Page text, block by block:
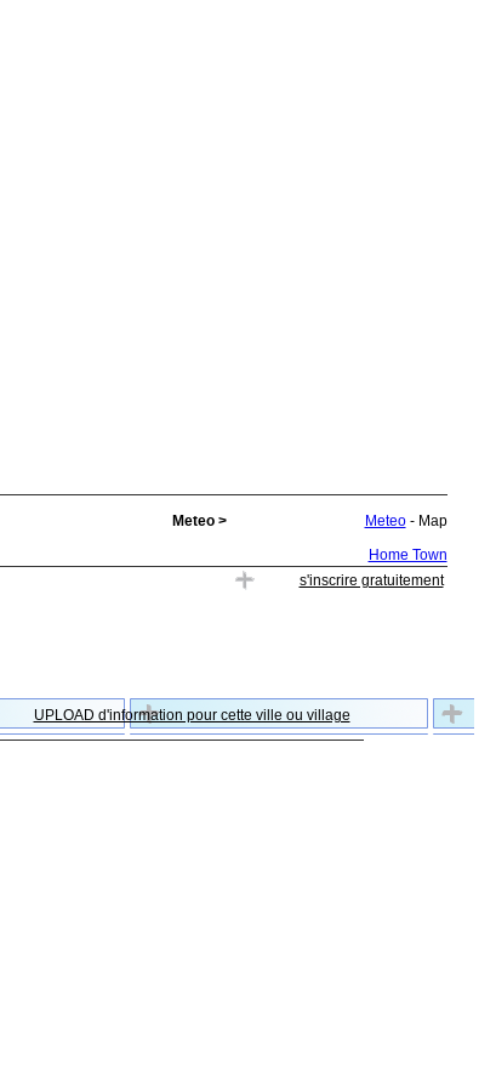
Meteo > Meteo- Map
Home Town
s'inscrire gratuitement
UPLOAD d'information pour cette ville ou village